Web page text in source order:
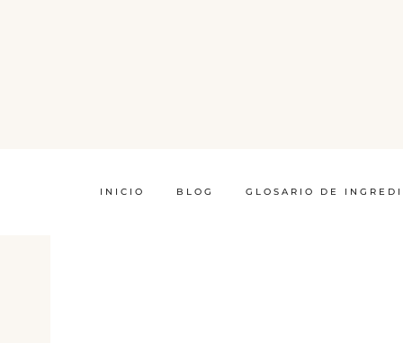
INICIO BLOG GLOSARIO DE